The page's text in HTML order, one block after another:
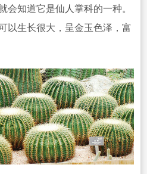
会知道它是仙人掌科的一种。
以生长很大，呈金玉色泽，富